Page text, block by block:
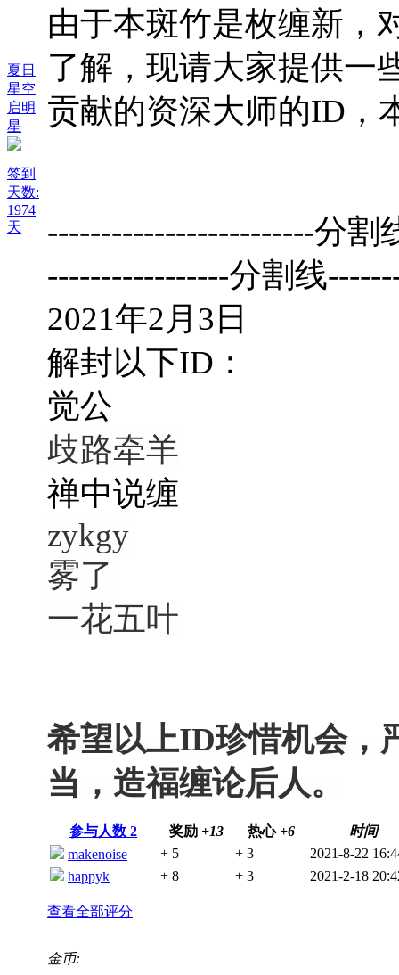
夏日
星空
启明
星
签到
天数:
1974
天
由于本斑竹是枚缠新，
了解，现请大家提供一
贡献的资深大师的ID，
-------------------------分割
-----------------分割线
2021年2月3日
解封以下ID：
觉公
歧路牵羊
禅中说缠
zykgy
雾了
一花五叶
希望以上ID珍惜机会，
当，造福缠论后人。
参与人数 2 奖励 +13 热心 +6
时间
makenoise
+ 5 + 3
2021-8-22
happyk
+ 8 + 3 2021-2-18
查看全部评分
金币: